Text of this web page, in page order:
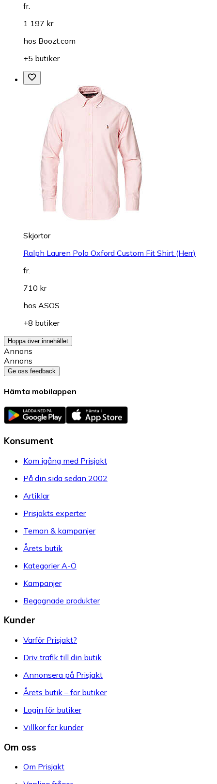
fr.
1 197 kr
hos Boozt.com
+5 butiker
Skjortor
Ralph Lauren Polo Oxford Custom Fit Shirt (Herr)
fr.
710 kr
hos ASOS
+8 butiker
Hoppa över innehållet
Annons
Annons
Ge oss feedback
Hämta mobilappen
Konsument
Kom igång med Prisjakt
På din sida sedan 2002
Artiklar
Prisjakts experter
Teman & kampanjer
Årets butik
Kategorier A-Ö
Kampanjer
Begagnade produkter
Kunder
Varför Prisjakt?
Driv trafik till din butik
Annonsera på Prisjakt
Årets butik – för butiker
Login för butiker
Villkor för kunder
Om oss
Om Prisjakt